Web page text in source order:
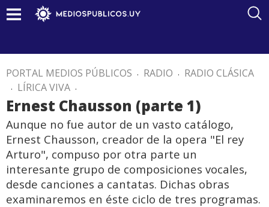
PORTAL MEDIOS PÚBLICOS . RADIO . RADIO CLÁSICA
. LÍRICA VIVA .
Ernest Chausson (parte 1)
Aunque no fue autor de un vasto catálogo,
Ernest Chausson, creador de la opera "El rey
Arturo", compuso por otra parte un
interesante grupo de composiciones vocales,
desde canciones a cantatas. Dichas obras
examinaremos en éste ciclo de tres programas.